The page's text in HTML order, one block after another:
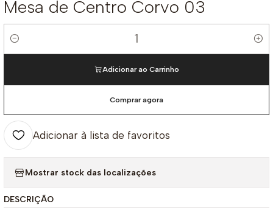
Mesa de Centro Corvo 03
Quantidade
Adicionar ao Carrinho
Comprar agora
Adicionar à lista de favoritos
Mostrar stock das localizações
DESCRIÇÃO